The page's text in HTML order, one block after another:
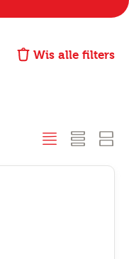
Wis alle filters